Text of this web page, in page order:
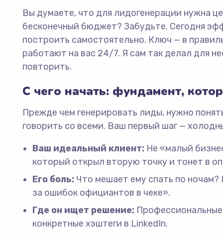
Вы думаете, что для лидогенерации нужна
бесконечный бюджет? Забудьте. Сегодня
построить самостоятельно. Ключ — в
работают на вас 24/7. Я сам так делал для
повторить.
С чего начать: фундамент,
Прежде чем генерировать лиды, нужно
говорить со всеми. Ваш первый шаг —
Ваш идеальный клиент: Не «малый
который открыл вторую точку и тонет в
Его боль: Что мешает ему спать по ночам?
за ошибок официантов в чеке».
Где он ищет решение:
конкретные хэштеги в LinkedIn.